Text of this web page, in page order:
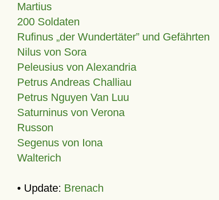
Martius
200 Soldaten
Rufinus „der Wundertäter” und Gefährten
Nilus von Sora
Peleusius von Alexandria
Petrus Andreas Challiau
Petrus Nguyen Van Luu
Saturninus von Verona
Russon
Segenus von Iona
Walterich
• Update: Brenach